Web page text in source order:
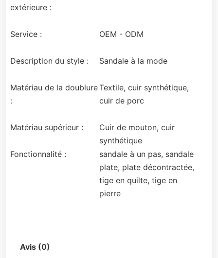
extérieure :
Service : OEM - ODM
Description du style : Sandale à la mode
Matériau de la doublure
:
Textile, cuir synthétique,
cuir de porc
Matériau supérieur :
Cuir de mouton, cuir
synthétique
Fonctionnalité :
sandale à un pas, sandale
plate, plate décontractée,
tige en quilte, tige en
pierre
Avis (0)